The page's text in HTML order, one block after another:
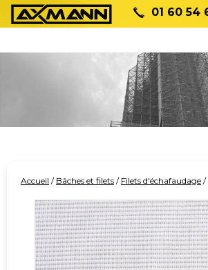
01 60 54
Accueil / Bâches et filets / Filets d'échafaudage /